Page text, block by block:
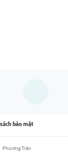
bảo mật
Phương Tiện